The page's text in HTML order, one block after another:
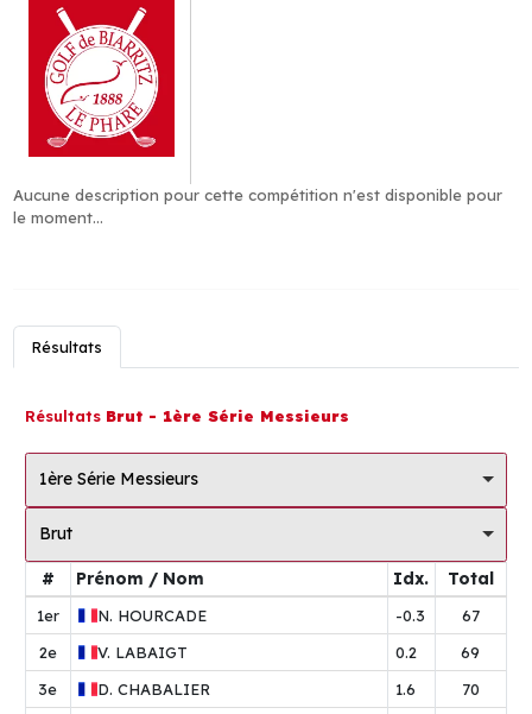
Aucune description pour cette compétition n'est disponible pour
le moment...
Résultats
Résultats Brut - 1ère Série Messieurs
1ère Série Messieurs
Brut
# Prénom / Nom Idx. Total
1er N. HOURCADE -0.3
67
2e
V. LABAIGT 0.2
69
3e
D. CHABALIER 1.6
70